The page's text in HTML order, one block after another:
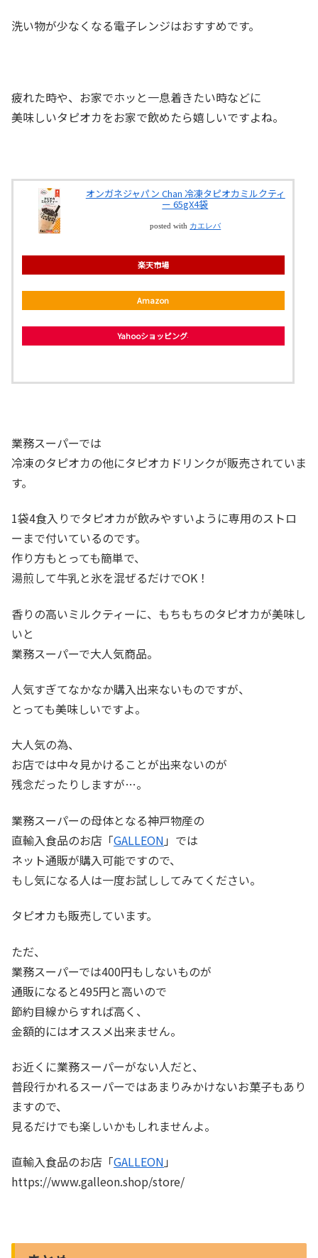
洗い物が少なくなる電子レンジはおすすめです。
疲れた時や、お家でホッと一息着きたい時などに
美味しいタピオカをお家で飲めたら嬉しいですよね。
オンガネジャパン Chan 冷凍タピオカミルクティ
ー 65gX4袋
posted with カエレバ
楽天市場
Amazon
Yahooショッピング
業務スーパーでは
冷凍のタピオカの他にタピオカドリンクが販売されていま
す。
1袋4食入りでタピオカが飲みやすいように専用のストロ
ーまで付いているのです。
作り方もとっても簡単で、
湯煎して牛乳と氷を混ぜるだけでOK！
香りの高いミルクティーに、もちもちのタピオカが美味し
いと
業務スーパーで大人気商品。
人気すぎてなかなか購入出来ないものですが、
とっても美味しいですよ。
大人気の為、
お店では中々見かけることが出来ないのが
残念だったりしますが…。
業務スーパーの母体となる神戸物産の
直輸入食品のお店「GALLEON 」では
ネット通販が購入可能ですので、
もし気になる人は一度お試ししてみてください。
タピオカも販売しています。
ただ、
業務スーパーでは400円もしないものが
通販になると495円と高いので
節約目線からすれば高く、
金額的にはオススメ出来ません。
お近くに業務スーパーがない人だと、
普段行かれるスーパーではあまりみかけないお菓子もあり
ますので、
見るだけでも楽しいかもしれませんよ。
直輸入食品のお店「GALLEON 」
https://www.galleon.shop/store/